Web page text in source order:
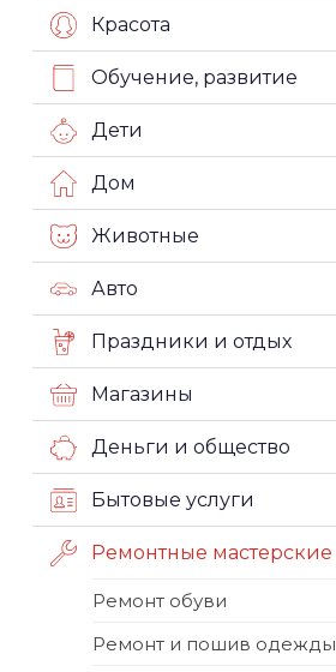
Красота
Обучение, развитие
Дети
Дом
Животные
Авто
Праздники и отдых
Магазины
Деньги и общество
Бытовые услуги
Ремонтные мастерские
Ремонт обуви
Ремонт и пошив одежды